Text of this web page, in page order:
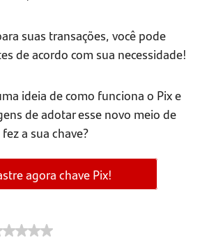
suas transações, você pode
de acordo com sua necessidade!
ideia de como funciona o Pix e
de adotar esse novo meio de
a sua chave?
agora chave Pix!